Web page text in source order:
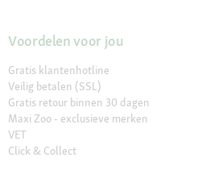
Voordelen voor jou
Gratis klantenhotline
Veilig betalen (SSL)
Gratis retour binnen 30 dagen
Maxi Zoo - exclusieve merken
VET
Click & Collect